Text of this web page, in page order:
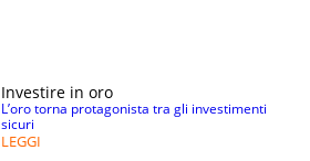
Investire in oro
L’oro torna protagonista tra gli investimenti
sicuri
LEGGI